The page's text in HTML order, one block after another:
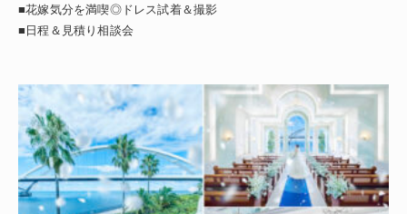
■花嫁気分を満喫◎ドレス試着＆撮影
■日程＆見積り相談会